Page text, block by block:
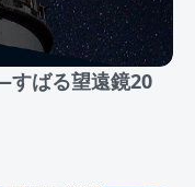
すばる望遠鏡20